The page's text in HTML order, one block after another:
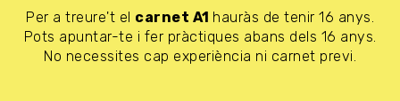
Per a treure't el carnet A1 hauràs de tenir 16 anys.
Pots apuntar-te i fer pràctiques abans dels 16 anys.
No necessites cap experiència ni carnet previ.